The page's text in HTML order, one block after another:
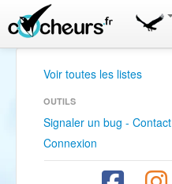
Voir toutes les listes
OUTILS
Signaler un bug - Contact
Connexion